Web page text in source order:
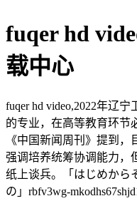
fuqer hd
载中心
fuqer hd video,2022年
的专业，在高等教育环节
《中国新闻周刊》提到，
强调培养统筹协调能力，
纸上谈兵。「はじめから
の」rbfv3wg-